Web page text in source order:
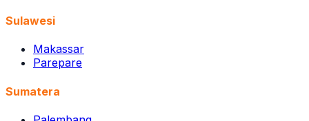
Sulawesi
Makassar
Parepare
Sumatera